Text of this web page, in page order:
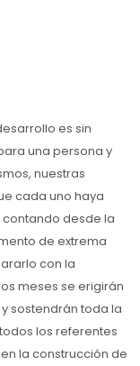
es sin
una persona y
nuestras
cada uno haya
contando desde la
de extrema
con la
meses se erigirán
sostendrán toda la
los referentes
la construcción de